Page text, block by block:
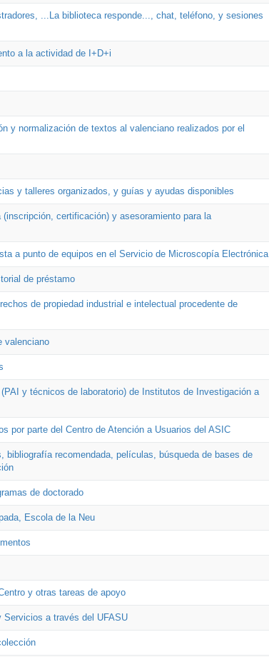
...La biblioteca responde..., chat, teléfono, y sesiones
a la actividad de I+D+i
y normalización de textos al valenciano realizados por el
y talleres organizados, y guías y ayudas disponibles
certificación) y asesoramiento para la
a punto de equipos en el Servicio de Microscopía Electrónica
de préstamo
de propiedad industrial e intelectual procedente de
valenciano
y técnicos de laboratorio) de Institutos de Investigación a
por parte del Centro de Atención a Usuarios del ASIC
bibliografía recomendada, películas, búsqueda de bases de
de doctorado
Escola de la Neu
y otras tareas de apoyo
Servicios a través del UFASU